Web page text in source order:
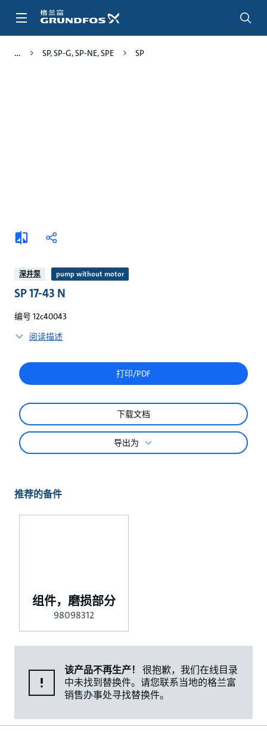
SP, SP-G, SP-NE, SPE SP
添
加
较
分
深井泵 pump without motor
SP 17-43 N
编号 12c40043
阅读描述
打印/PDF
下载文档
导出为
推荐的备件
组件，磨损部分
98098312
该产品不再生产！
很抱歉，我们在线目录
中未找到替换件。请您联系当地的格兰富
销售办事处寻找替换件。